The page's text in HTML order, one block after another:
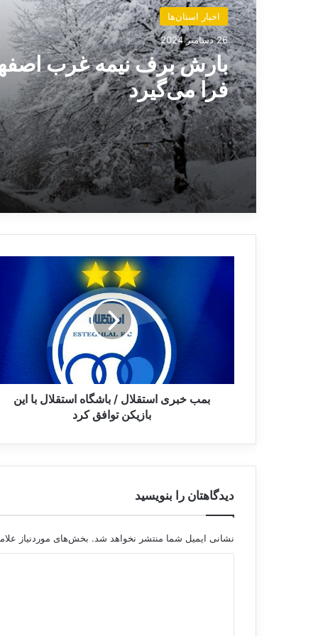
اخبار استان‌ها
26 دسامبر 2024
بارش برف نیمه غرب
فرا می‌گیرد
س
ا
ا
ش
بمب خبری استقلال / باشگاه استقلال با این
بازیکن توافق کرد
دیدگاهتان را بنویسید
نشانی ایمیل شما منتشر نخواهد شد. بخش‌های موردنیاز